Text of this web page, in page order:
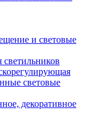
и световые
светильников
световые
декоративное